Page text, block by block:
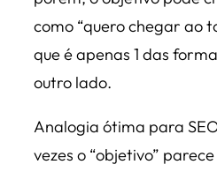
como “quero chegar ao
que é apenas 1 das
outro lado.
Analogia ótima para
vezes o “objetivo”